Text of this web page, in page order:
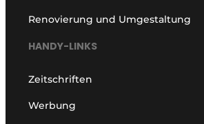
Renovierung und Umgestaltung
HANDY-LINKS
Zeitschriften
Werbung